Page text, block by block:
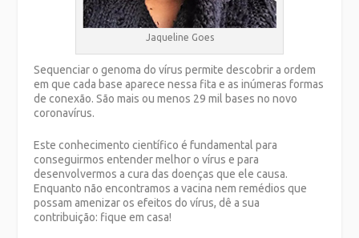
Jaqueline Goes
Sequenciar o genoma do vírus permite descobrir a ordem
em que cada base aparece nessa fita e as inúmeras formas
de conexão. São mais ou menos 29 mil bases no novo
coronavírus.
Este conhecimento científico é fundamental para
conseguirmos entender melhor o vírus e para
desenvolvermos a cura das doenças que ele causa.
Enquanto não encontramos a vacina nem remédios que
possam amenizar os efeitos do vírus, dê a sua
contribuição: fique em casa!